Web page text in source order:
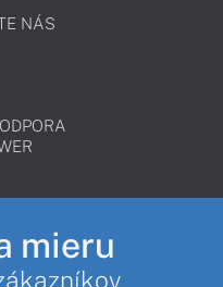
NÁS
mieru